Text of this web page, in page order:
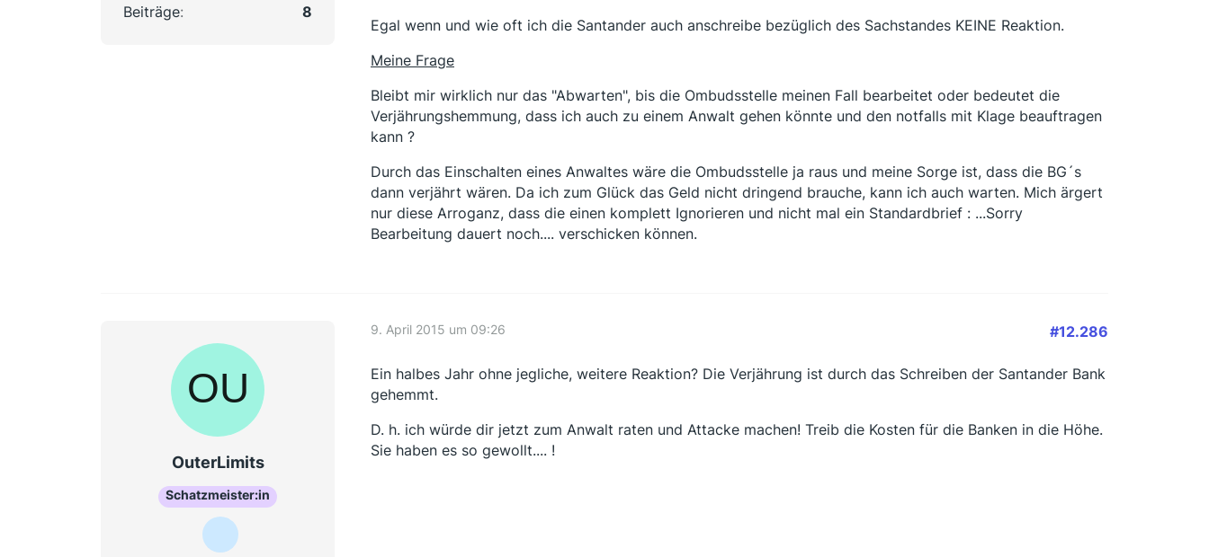
Beiträge
8
Egal wenn und wie oft ich die Santander auch anschreibe bezüglich des Sachstandes KEINE Reaktion.
Meine Frage
Bleibt mir wirklich nur das "Abwarten", bis die Ombudsstelle meinen Fall bearbeitet oder bedeutet die
Verjährungshemmung, dass ich auch zu einem Anwalt gehen könnte und den notfalls mit Klage beauftragen
kann ?
Durch das Einschalten eines Anwaltes wäre die Ombudsstelle ja raus und meine Sorge ist, dass die BG´s
dann verjährt wären. Da ich zum Glück das Geld nicht dringend brauche, kann ich auch warten. Mich ärgert
nur diese Arroganz, dass die einen komplett Ignorieren und nicht mal ein Standardbrief : ...Sorry
Bearbeitung dauert noch.... verschicken können.
OuterLimits
Schatzmeister:in
9. April 2015 um 09:26 #12.286
Ein halbes Jahr ohne jegliche, weitere Reaktion? Die Verjährung ist durch das Schreiben der Santander Bank
gehemmt.
D. h. ich würde dir jetzt zum Anwalt raten und Attacke machen! Treib die Kosten für die Banken in die Höhe.
Sie haben es so gewollt.... !